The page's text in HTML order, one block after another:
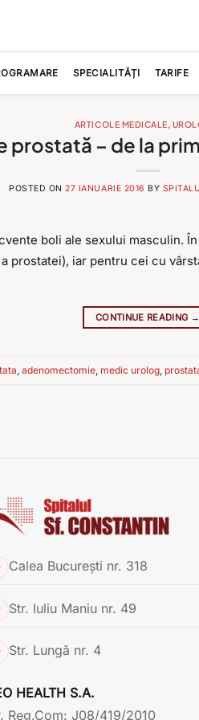
SPECIALITĂȚI TARIFE
ARTICOLE MEDICALE,
prostată – de la
POSTED ON27 IANUARIE 2016 BY
boli ale sexului masculin.
prostatei), iar pentru cei cu
CONTINUE READING →
, adenomectomie, medic urolog,
Calea București nr. 318
Str. Iuliu Maniu nr. 49
Str. Lungă nr. 4
HEALTH S.A.
Reg.Com: J08/419/2010